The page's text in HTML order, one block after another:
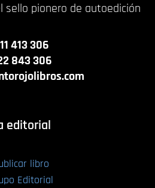
sello pionero de autoedición
413 306
843 306
editorial
libro
Editorial